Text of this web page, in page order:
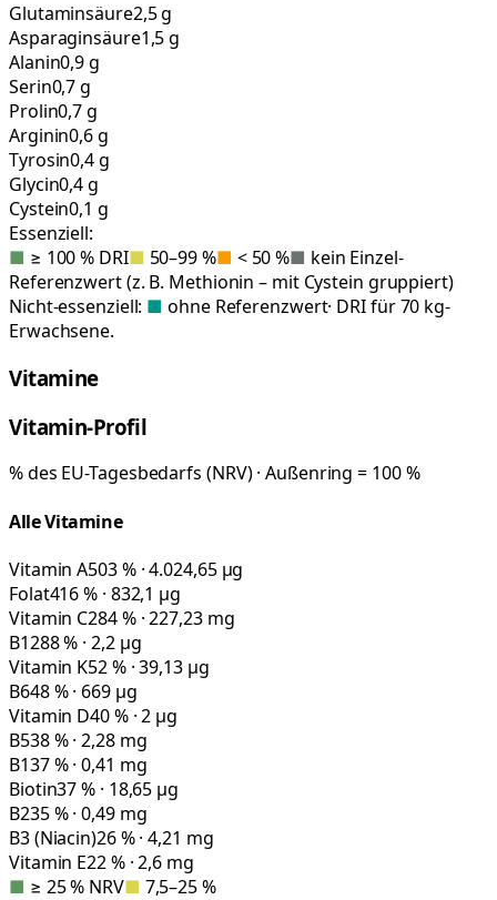
Glutaminsäure2,5 g
Asparaginsäure1,5 g
Alanin0,9 g
Serin0,7 g
Prolin0,7 g
Arginin0,6 g
Tyrosin0,4 g
Glycin0,4 g
Cystein0,1 g
Essenziell:
■ ≥ 100 % DRI■ 50–99 %■ < 50 %■ kein Einzel-
Referenzwert (z. B. Methionin – mit Cystein gruppiert)
Nicht-essenziell: ■ ohne Referenzwert· DRI für 70 kg-
Erwachsene.
Vitamine
Vitamin-Profil
% des EU-Tagesbedarfs (NRV) · Außenring = 100 %
Alle Vitamine
Vitamin A503 % · 4.024,65 µg
Folat416 % · 832,1 µg
Vitamin C284 % · 227,23 mg
B1288 % · 2,2 µg
Vitamin K52 % · 39,13 µg
B648 % · 669 µg
Vitamin D40 % · 2 µg
B538 % · 2,28 mg
B137 % · 0,41 mg
Biotin37 % · 18,65 µg
B235 % · 0,49 mg
B3 (Niacin)26 % · 4,21 mg
Vitamin E22 % · 2,6 mg
■ ≥ 25 % NRV■ 7,5–25 %